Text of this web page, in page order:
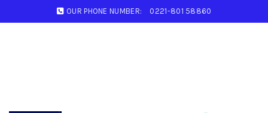
OUR PHONE NUMBER: 0221-801 58860